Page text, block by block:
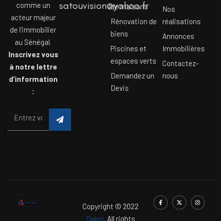
comme un
acteur majeur
de l’immobilier
au Sénégal.
Inscrivez vous
à notre lettre
d’information
:
satouvision@yahoo.fr
de maisons
Rénovation de
biens
Piscines et
espaces verts
Demandez un
Devis
Nos
réalisations
Annonces
Immobilières
Contactez-
nous
Copyright © 2022
Dakni. All rights